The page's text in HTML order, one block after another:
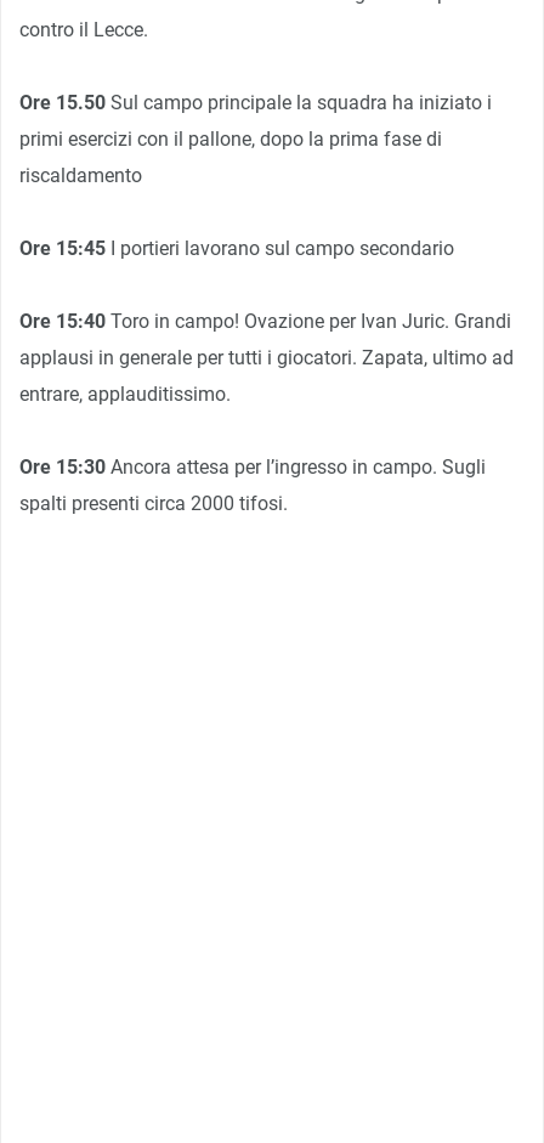
contro il Lecce.
Ore 15.50 Sul campo principale la squadra ha iniziato i
primi esercizi con il pallone, dopo la prima fase di
riscaldamento
Ore 15:45 I portieri lavorano sul campo secondario
Ore 15:40 Toro in campo! Ovazione per Ivan Juric. Grandi
applausi in generale per tutti i giocatori. Zapata, ultimo ad
entrare, applauditissimo.
Ore 15:30 Ancora attesa per l’ingresso in campo. Sugli
spalti presenti circa 2000 tifosi.